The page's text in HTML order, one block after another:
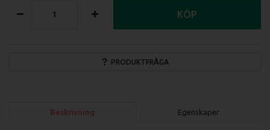
PRODUKTFRÅGA
KÖP
Beskrivning Egenskaper